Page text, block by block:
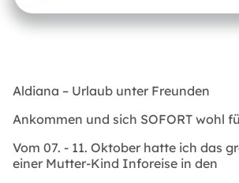
Aldiana – Urlaub unter Freunden
Ankommen und sich SOFORT wohl
Vom 07. - 11. Oktober hatte ich das
einer Mutter-Kind Inforeise in den